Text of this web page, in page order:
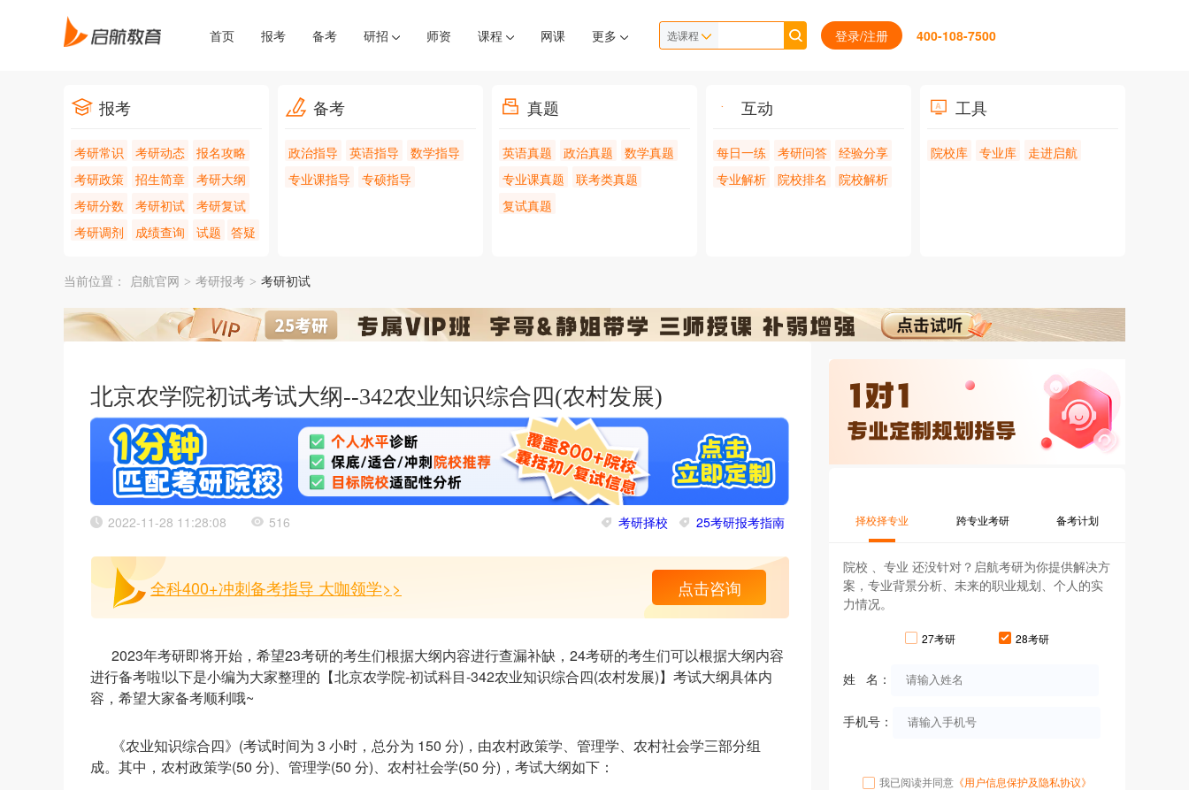
首页 报考 备考 研招 师资 课程 网课 更多 选课程 登录/注册 400-108-7500
报考
考研常识 考研动态
报名攻略
考研政策
招生简章
考研大纲
考研分数
考研初试
考研复试
考研调剂
成绩查询 试题 答疑
备考
政治指导 英语指导
数学指导
专业课指导
专硕指导
真题
英语真题 政治真题
数学真题
专业课真题
联考类真题
复试真题
互动
每日一练 考研问答
经验分享
专业解析
院校排名 院校解析
工具
院校库 专业库 走进启航
当前位置： 启航官网 > 考研报考 > 考研初试
北京农学院初试考试大纲--342农业知识综合四(农村发展)
2022-11-28 11:28:08 516 考研择校 25考研报考指南
全科400+冲刺备考指导 大咖领学>> 点击咨询
2023年考研即将开始，希望23考研的考生们根据大纲内容进行查漏补缺，24考研的考生们可以根据大纲内容
进行备考啦!以下是小编为大家整理的【北京农学院-初试科目-342农业知识综合四(农村发展)】考试大纲具体内
容，希望大家备考顺利哦~
《农业知识综合四》(考试时间为 3 小时，总分为 150 分)，由农村政策学、管理学、农村社会学三部分组
成。其中，农村政策学(50 分)、管理学(50 分)、农村社会学(50 分)，考试大纲如下：
择校择专业 跨专业考研 备考计划
院校 、专业 还没针对？启航考研为你提供解决方
案，专业背景分析、未来的职业规划、个人的实
力情况。
27考研 28考研
姓 名：
手机号：
我已阅读并同意 《用户信息保护及隐私协议》